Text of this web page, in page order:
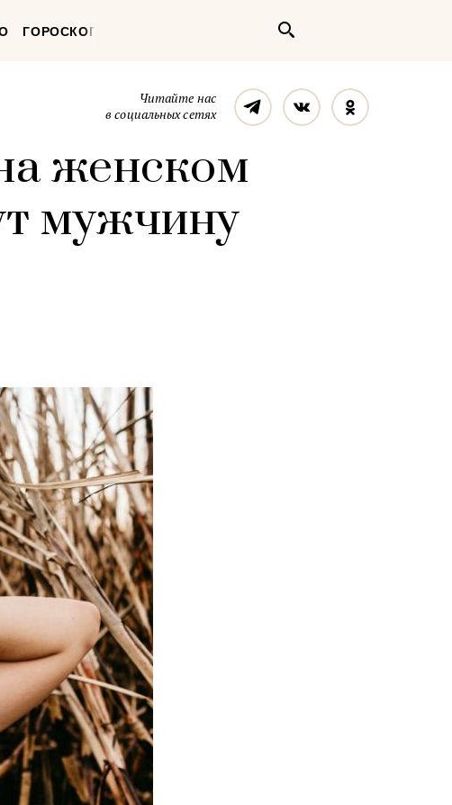
ГОРОСКОП
Читайте нас
в социальных сетях
ТелеграмВконтакте
женском
мужчину